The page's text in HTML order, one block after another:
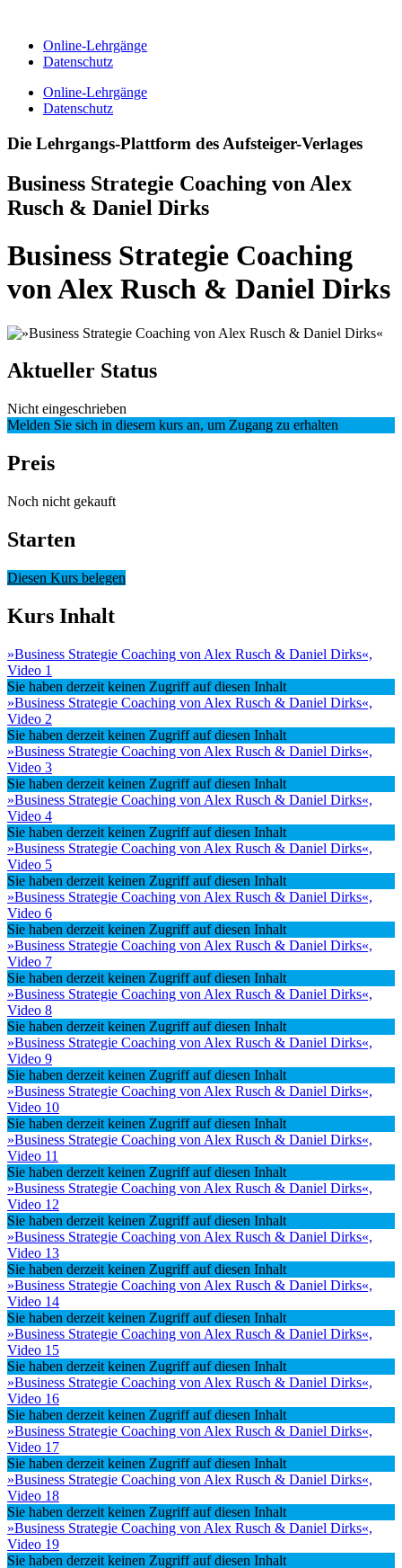
springenOnline-Lehrgänge
Datenschutz
Online-Lehrgänge
Datenschutz
Die Lehrgangs-Plattform des Aufsteiger-Verlages
Business Strategie Coaching von Alex
Rusch & Daniel Dirks
Business Strategie Coaching
von Alex Rusch & Daniel Dirks
Aktueller Status
Nicht eingeschrieben
Melden Sie sich in diesem kurs an, um Zugang zu erhalten
Preis
Noch nicht gekauft
Starten
Diesen Kurs belegen
Kurs Inhalt
»Business Strategie Coaching von Alex Rusch & Daniel Dirks«,
Video 1
Sie haben derzeit keinen Zugriff auf diesen Inhalt
»Business Strategie Coaching von Alex Rusch & Daniel Dirks«,
Video 2
Sie haben derzeit keinen Zugriff auf diesen Inhalt
»Business Strategie Coaching von Alex Rusch & Daniel Dirks«,
Video 3
Sie haben derzeit keinen Zugriff auf diesen Inhalt
»Business Strategie Coaching von Alex Rusch & Daniel Dirks«,
Video 4
Sie haben derzeit keinen Zugriff auf diesen Inhalt
»Business Strategie Coaching von Alex Rusch & Daniel Dirks«,
Video 5
Sie haben derzeit keinen Zugriff auf diesen Inhalt
»Business Strategie Coaching von Alex Rusch & Daniel Dirks«,
Video 6
Sie haben derzeit keinen Zugriff auf diesen Inhalt
»Business Strategie Coaching von Alex Rusch & Daniel Dirks«,
Video 7
Sie haben derzeit keinen Zugriff auf diesen Inhalt
»Business Strategie Coaching von Alex Rusch & Daniel Dirks«,
Video 8
Sie haben derzeit keinen Zugriff auf diesen Inhalt
»Business Strategie Coaching von Alex Rusch & Daniel Dirks«,
Video 9
Sie haben derzeit keinen Zugriff auf diesen Inhalt
»Business Strategie Coaching von Alex Rusch & Daniel Dirks«,
Video 10
Sie haben derzeit keinen Zugriff auf diesen Inhalt
»Business Strategie Coaching von Alex Rusch & Daniel Dirks«,
Video 11
Sie haben derzeit keinen Zugriff auf diesen Inhalt
»Business Strategie Coaching von Alex Rusch & Daniel Dirks«,
Video 12
Sie haben derzeit keinen Zugriff auf diesen Inhalt
»Business Strategie Coaching von Alex Rusch & Daniel Dirks«,
Video 13
Sie haben derzeit keinen Zugriff auf diesen Inhalt
»Business Strategie Coaching von Alex Rusch & Daniel Dirks«,
Video 14
Sie haben derzeit keinen Zugriff auf diesen Inhalt
»Business Strategie Coaching von Alex Rusch & Daniel Dirks«,
Video 15
Sie haben derzeit keinen Zugriff auf diesen Inhalt
»Business Strategie Coaching von Alex Rusch & Daniel Dirks«,
Video 16
Sie haben derzeit keinen Zugriff auf diesen Inhalt
»Business Strategie Coaching von Alex Rusch & Daniel Dirks«,
Video 17
Sie haben derzeit keinen Zugriff auf diesen Inhalt
»Business Strategie Coaching von Alex Rusch & Daniel Dirks«,
Video 18
Sie haben derzeit keinen Zugriff auf diesen Inhalt
»Business Strategie Coaching von Alex Rusch & Daniel Dirks«,
Video 19
Sie haben derzeit keinen Zugriff auf diesen Inhalt